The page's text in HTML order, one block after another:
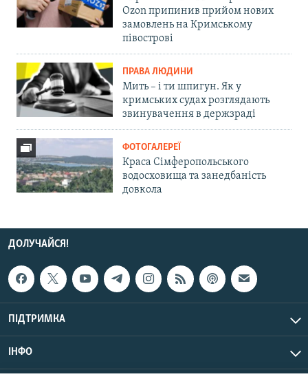
Ozon припинив прийом нових
замовлень на Кримському
півострові
ПРАВА ЛЮДИНИ
Мить – і ти шпигун. Як у
кримських судах розглядають
звинувачення в держзраді
ФОТОГАЛЕРЕЇ
Краса Сімферопольського
водосховища та занедбаність
довкола
ДОЛУЧАЙСЯ!
ПІДТРИМКА
ІНФО